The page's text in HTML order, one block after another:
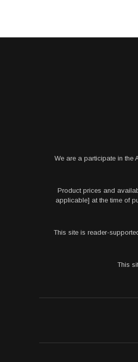
We are a participate in the
Product prices and
applicable] at the time of
This site is reader-
This